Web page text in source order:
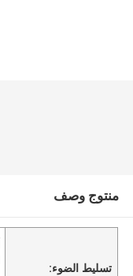
منتوج وصف
تسليط الضوء: